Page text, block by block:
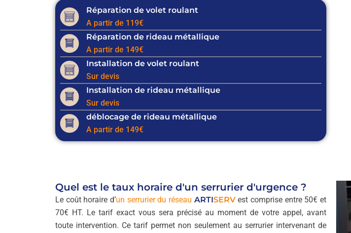
Réparation de volet roulant
A partir de 119€
Réparation de rideau métallique
A partir de 149€
Installation de volet roulant
Sur devis
Installation de rideau métallique
Sur devis
déblocage de rideau métallique
A partir de 149€
Quel est le taux horaire d'un serrurier d'urgence ?
Le coût horaire d’un serrurier du réseau ARTISERVest comprise entre 50€ et
70€ HT. Le tarif exact vous sera précisé au moment de votre appel, avant
toute intervention. Ce tarif permet non seulement au serrurier intervenant de